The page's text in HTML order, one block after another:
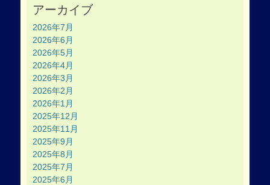
アーカイブ
2026年7月
2026年6月
2026年5月
2026年4月
2026年3月
2026年2月
2026年1月
2025年12月
2025年11月
2025年9月
2025年8月
2025年7月
2025年6月